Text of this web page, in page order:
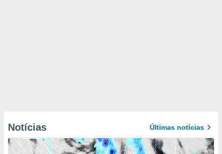
Notícias Últimas notícias